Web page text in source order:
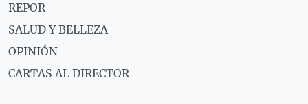
REPOR
SALUD Y BELLEZA
OPINIÓN
CARTAS AL DIRECTOR